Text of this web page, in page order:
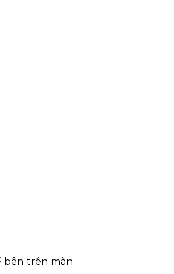
bên trên màn